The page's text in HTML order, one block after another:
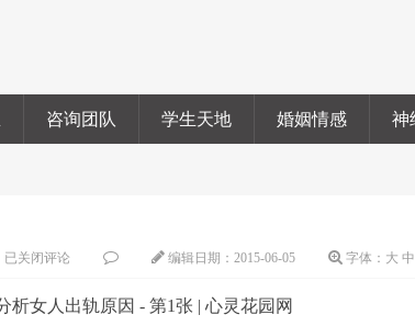
咨询团队 学生天地 婚姻情感 神
已关闭评论 编辑日期：2015-06-05 字体： 大 中